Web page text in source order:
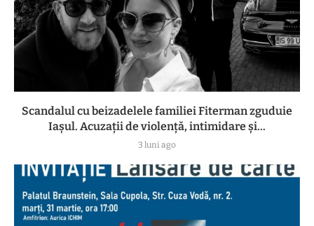
Scandalul cu beizadelele familiei Fiterman zguduie
Iașul. Acuzații de violență, intimidare și...
3 luni ago